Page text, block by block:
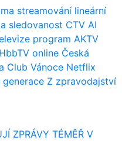
streamování lineární
sledovanost CTV AI
program AKTV
HbbTV online Česká
Club Vánoce Netflix
generace Z zpravodajství
ZPRÁVY TÉMĚŘ V